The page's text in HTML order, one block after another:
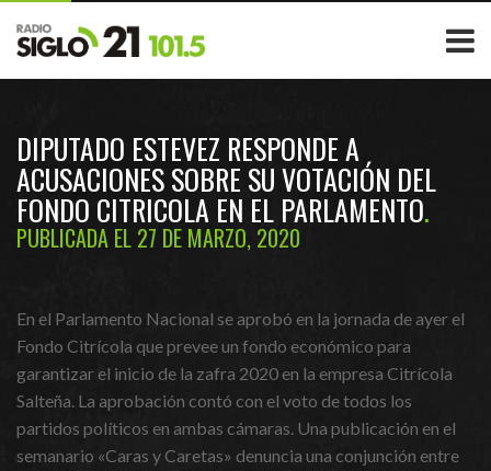
DIPUTADO ESTEVEZ RESPONDE A
ACUSACIONES SOBRE SU VOTACIÓN DEL
FONDO CITRICOLA EN EL PARLAMENTO
PUBLICADA EL 27 DE MARZO, 2020
En el Parlamento Nacional se aprobó en la jornada de ayer el
Fondo Citrícola que prevee un fondo económico para
garantizar el inicio de la zafra 2020 en la empresa Citrícola
Salteña. La aprobación contó con el voto de todos los
partidos políticos en ambas cámaras. Una publicación en el
semanario «Caras y Caretas» denuncia una conjunción entre